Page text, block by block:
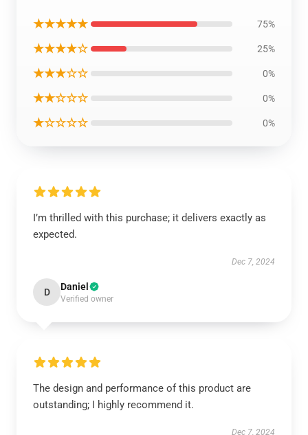
★★★★★ 75%
★★★★☆ 25%
★★★☆☆ 0%
★★☆☆☆ 0%
★☆☆☆☆ 0%
I’m thrilled with this purchase; it delivers exactly as
expected.
Dec 7, 2024
D Daniel
Verified owner
The design and performance of this product are
outstanding; I highly recommend it.
Dec 7, 2024